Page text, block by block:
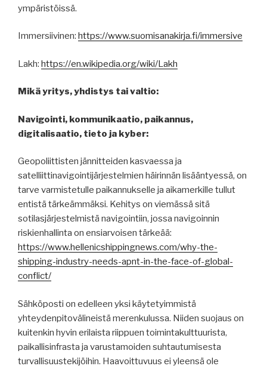
ympäristöissä.
Immersiivinen: https://www.suomisanakirja.fi/immersive
Lakh: https://en.wikipedia.org/wiki/Lakh
Mikä yritys, yhdistys tai valtio:
Navigointi, kommunikaatio, paikannus,
digitalisaatio, tieto ja kyber:
Geopoliittisten jännitteiden kasvaessa ja
satelliittinavigointijärjestelmien häirinnän lisääntyessä, on
tarve varmistetulle paikannukselle ja aikamerkille tullut
entistä tärkeämmäksi. Kehitys on viemässä sitä
sotilasjärjestelmistä navigointiin, jossa navigoinnin
riskienhallinta on ensiarvoisen tärkeää:
https://www.hellenicshippingnews.com/why-the-
shipping-industry-needs-apnt-in-the-face-of-global-
conflict/
Sähköposti on edelleen yksi käytetyimmistä
yhteydenpitovälineistä merenkulussa. Niiden suojaus on
kuitenkin hyvin erilaista riippuen toimintakulttuurista,
paikallisinfrasta ja varustamoiden suhtautumisesta
turvallisuustekijöihin. Haavoittuvuus ei yleensä ole